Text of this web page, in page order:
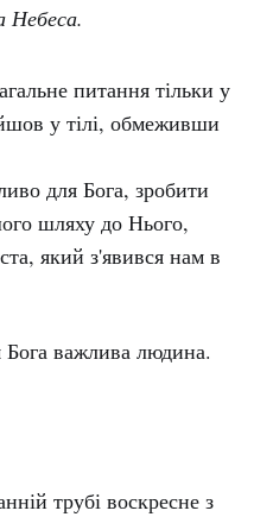
Небеса.
питання тільки у
у тілі, обмеживши
для Бога, зробити
шляху до Нього,
який з'явився нам в
Бога важлива людина.
трубі воскресне з